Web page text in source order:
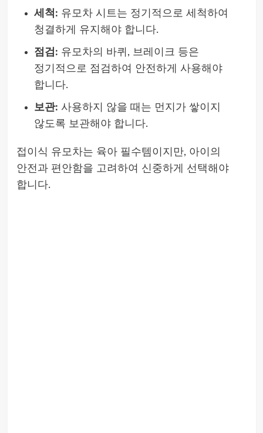
세척: 유모차 시트는 정기적으로 세척하여
청결하게 유지해야 합니다.
점검: 유모차의 바퀴, 브레이크 등은
정기적으로 점검하여 안전하게 사용해야
합니다.
보관: 사용하지 않을 때는 먼지가 쌓이지
않도록 보관해야 합니다.
접이식 유모차는 육아 필수템이지만, 아이의
안전과 편안함을 고려하여 신중하게 선택해야
합니다.